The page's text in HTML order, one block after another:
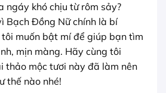
ngáy khó chịu từ rôm sảy?
Bạch Đồng Nữ chính là bí
muốn bật mí để giúp bạn tìm
mịn màng. Hãy cùng tôi
thảo mộc tươi này đã làm nên
thế nào nhé!